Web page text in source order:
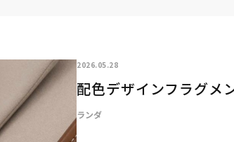
2026.05.28
配色デザインフラグメ
ランダ